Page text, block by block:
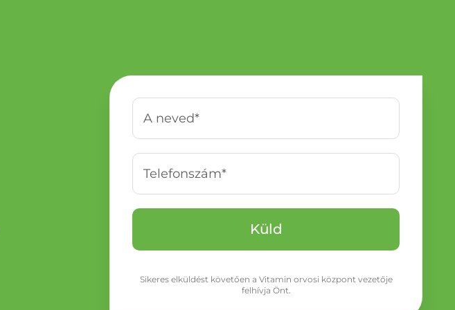
Sikeres elküldést követően a Vitamin orvosi központ vezetője
felhívja Önt.